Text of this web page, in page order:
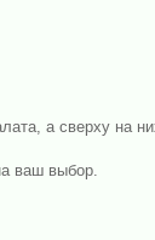
а сверху на
ваш выбор.